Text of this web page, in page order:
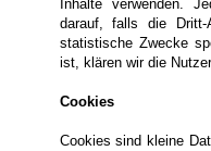
Inhalte verwenden.
darauf, falls die
statistische Zwecke
ist, klären wir die
Cookies
Cookies sind kleine